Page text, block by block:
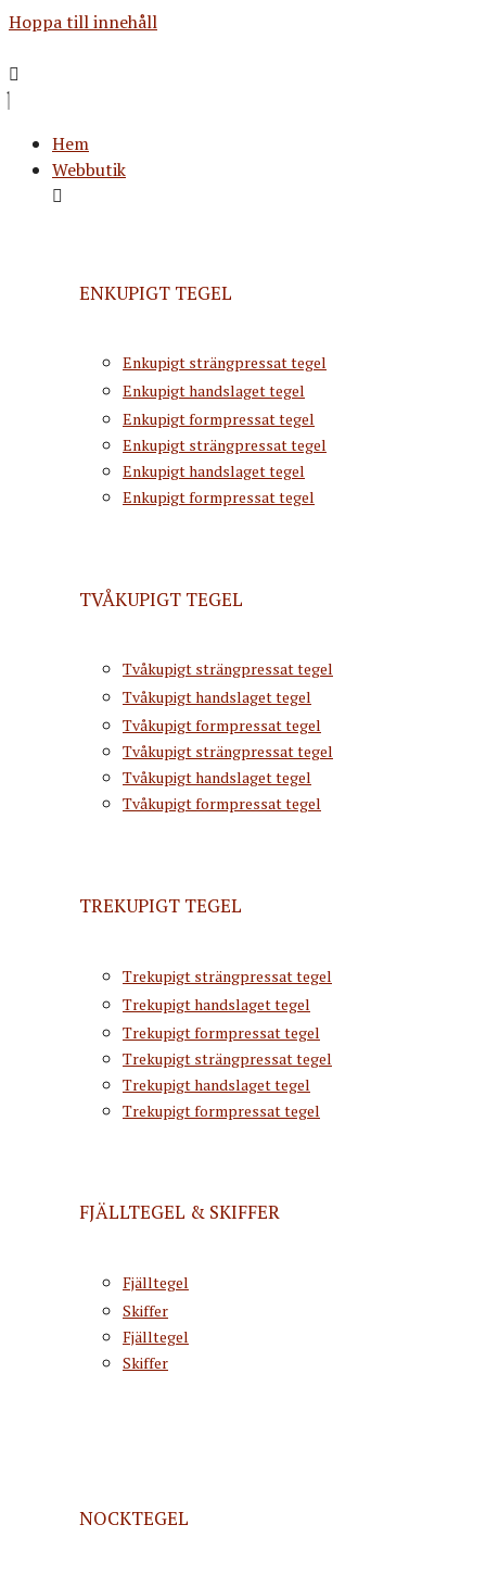
Hoppa till innehåll
Hem
Webbutik
ENKUPIGT TEGEL
Enkupigt strängpressat tegel
Enkupigt handslaget tegel
Enkupigt formpressat tegel
Enkupigt strängpressat tegel
Enkupigt handslaget tegel
Enkupigt formpressat tegel
TVÅKUPIGT TEGEL
Tvåkupigt strängpressat tegel
Tvåkupigt handslaget tegel
Tvåkupigt formpressat tegel
Tvåkupigt strängpressat tegel
Tvåkupigt handslaget tegel
Tvåkupigt formpressat tegel
TREKUPIGT TEGEL
Trekupigt strängpressat tegel
Trekupigt handslaget tegel
Trekupigt formpressat tegel
Trekupigt strängpressat tegel
Trekupigt handslaget tegel
Trekupigt formpressat tegel
FJÄLLTEGEL & SKIFFER
Fjälltegel
Skiffer
Fjälltegel
Skiffer
NOCKTEGEL